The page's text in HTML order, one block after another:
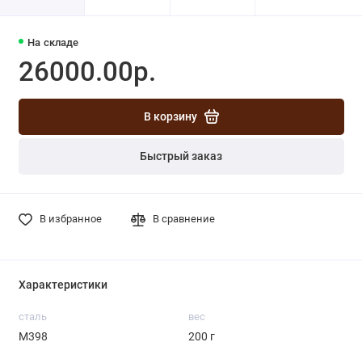
На складе
26000.00р.
В корзину
Быстрый заказ
В избранное В сравнение
Характеристики
сталь
М398
вес
200 г